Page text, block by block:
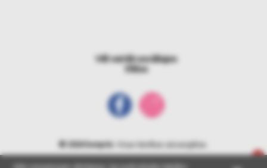
Vēl vairāk sociālajos
tīklos
© 2026 bonprix . Visas tiesības aizsargātas.